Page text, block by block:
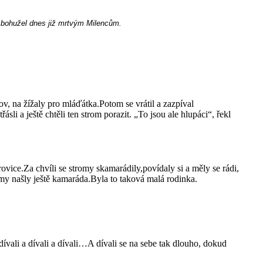
dnes již mrtvým Milencům.
na žížaly pro mláďátka.Potom se vrátil a zazpíval
a ještě chtěli ten strom porazit. „To jsou ale hlupáci“, řekl
chvíli se stromy skamarádily,povídaly si a měly se rádi,
našly ještě kamaráda.Byla to taková malá rodinka.
a dívali a dívali…A dívali se na sebe tak dlouho, dokud